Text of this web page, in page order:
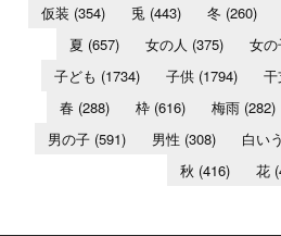
仮装 (354) 兎 (443) 冬 (260)
夏 (657) 女の人 (375) 女の
子ども (1734) 子供 (1794) 干
春(288) 枠(616) 梅雨(282)
男の子 (591) 男性 (308) 白い
秋 (416) 花